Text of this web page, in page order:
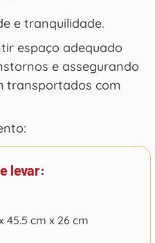
e tranquilidade.
espaço adequado
e assegurando
transportados com
levar:
45.5 cm x 26 cm